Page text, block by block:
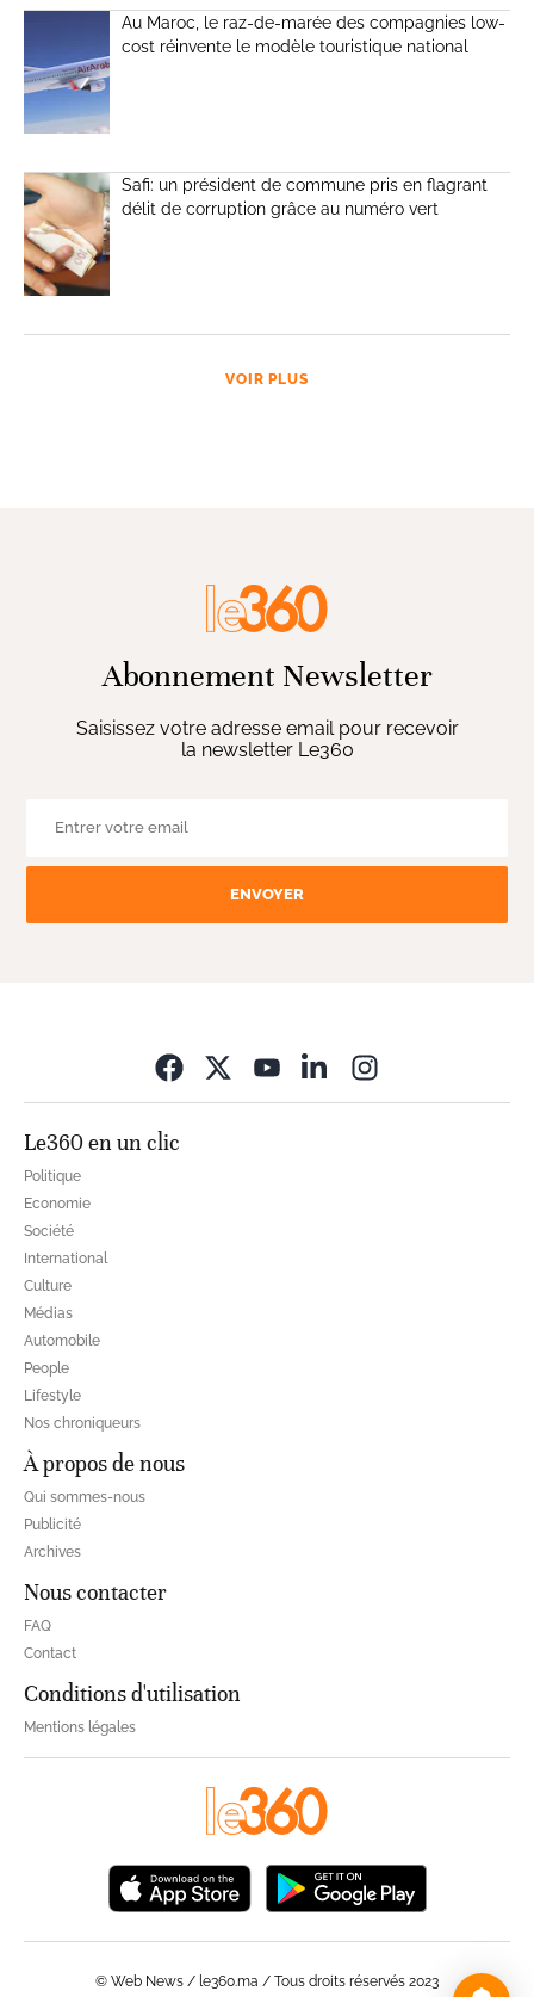
Au Maroc, le raz-de-marée des compagnies low-
cost réinvente le modèle touristique national
Safi: un président de commune pris en flagrant
délit de corruption grâce au numéro vert
VOIR PLUS
Abonnement Newsletter
Saisissez votre adresse email pour recevoir
la newsletter Le360
ENVOYER
Le360 en un clic
Politique
Economie
Société
International
Culture
Médias
Automobile
People
Lifestyle
Nos chroniqueurs
À propos de nous
Qui sommes-nous
Publicité
Archives
Nous contacter
FAQ
Contact
Conditions d'utilisation
Mentions légales
© Web News / le360.ma / Tous droits réservés 2023